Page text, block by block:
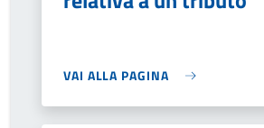
VAI ALLA PAGINA